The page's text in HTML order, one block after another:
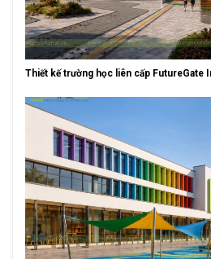
Thiết kế trường học liên cấp FutureGate